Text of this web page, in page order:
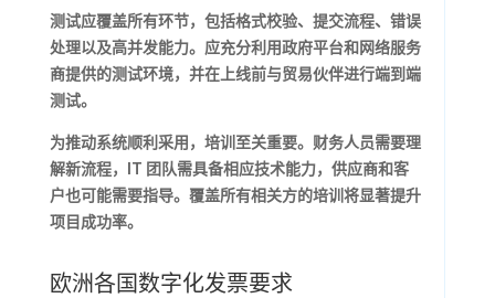
测试应覆盖所有环节，包括格式校验、提交流程、错误
处理以及高并发能力。应充分利用政府平台和网络服务
商提供的测试环境，并在上线前与贸易伙伴进行端到端
测试。
为推动系统顺利采用，培训至关重要。财务人员需要理
解新流程，IT 团队需具备相应技术能力，供应商和客
户也可能需要指导。覆盖所有相关方的培训将显著提升
项目成功率。
欧洲各国数字化发票要求